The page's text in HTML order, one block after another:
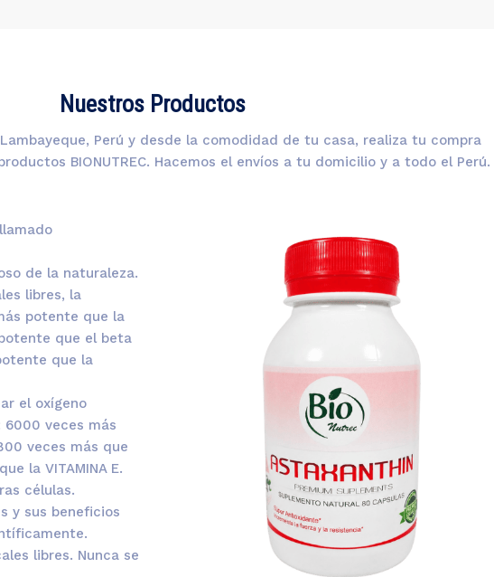
Nuestros Productos
Perú y desde la comodidad de tu casa, realiza tu compra
BIONUTREC. Hacemos el envíos a tu domicilio y a todo el Perú.
de la naturaleza.
libres, la
potente que la
que el beta
que la
el oxígeno
6000 veces más
veces más que
la VITAMINA E.
células.
y sus beneficios
libres. Nunca se